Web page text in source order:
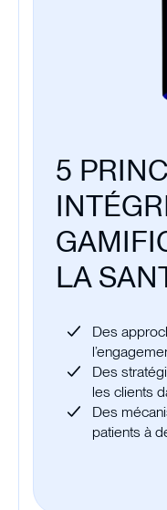
5
LA
Des
Des
les clients
Des
patients à